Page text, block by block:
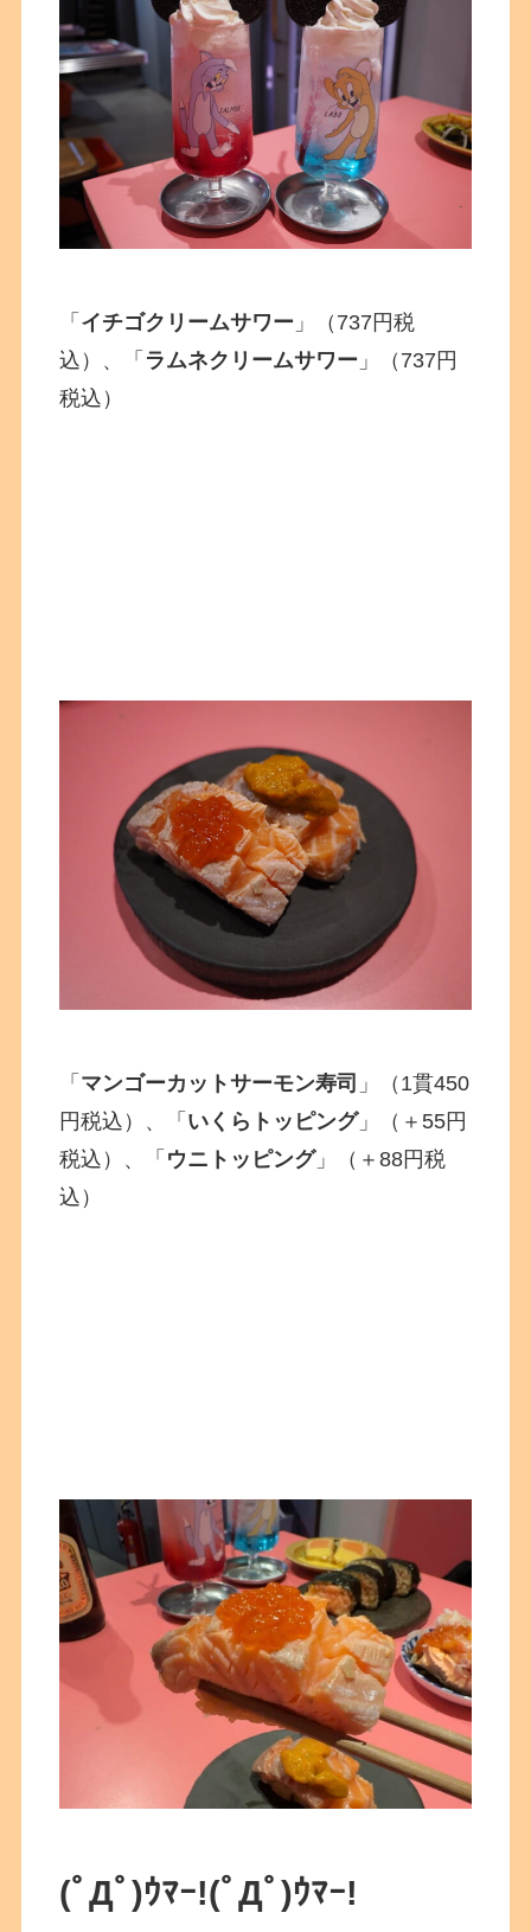
「 イチゴクリームサワー 」（737円税
込）、「 ラムネクリームサワー 」（737円
税込）
「 マンゴーカットサーモン寿司 」（1貫450
円税込）、「 いくらトッピング」（＋55円
税込）、「 ウニトッピング」（＋88円税
込）
(ﾟДﾟ)ｳﾏｰ!(ﾟДﾟ)ｳﾏｰ!